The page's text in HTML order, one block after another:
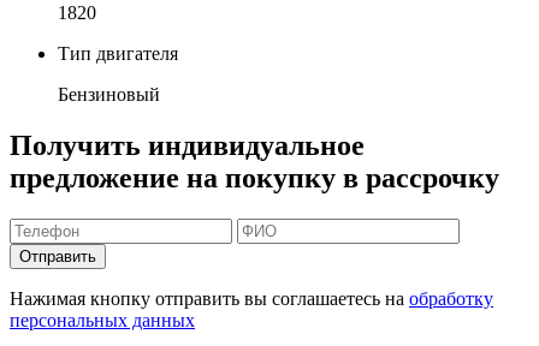
1820
Тип двигателя
Бензиновый
Получить индивидуальное
предложение на покупку в рассрочку
Отправить
Нажимая кнопку отправить вы соглашаетесь на обработку
персональных данных